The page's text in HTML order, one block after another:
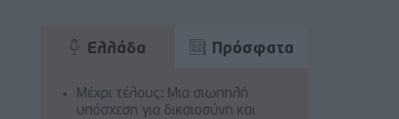
Ελλάδα Πρόσφατα
Μέχρι τέλους: Μια σιωπηλή
υπόσχεση για δικαιοσύνη και